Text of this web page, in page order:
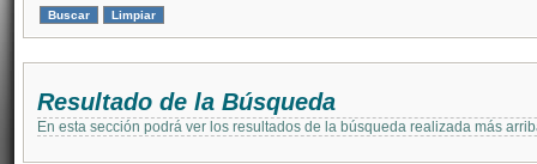
Resultado de la Búsqueda
En esta sección podrá ver los resultados de la búsqueda realizada más